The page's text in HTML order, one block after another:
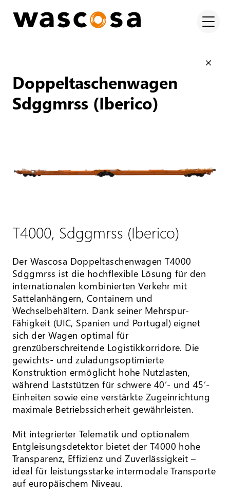
Doppeltaschenwagen
Sdggmrss (Iberico)
T4000, Sdggmrss (Iberico)
Der Wascosa Doppeltaschenwagen T4000
Sdggmrss ist die hochflexible Lösung für den
internationalen kombinierten Verkehr mit
Sattelanhängern, Containern und
Wechselbehältern. Dank seiner Mehrspur-
Fähigkeit (UIC, Spanien und Portugal) eignet
sich der Wagen optimal für
grenzüberschreitende Logistikkorridore. Die
gewichts- und zuladungsoptimierte
Konstruktion ermöglicht hohe Nutzlasten,
während Laststützen für schwere 40’- und 45’-
Einheiten sowie eine verstärkte Zugeinrichtung
maximale Betriebssicherheit gewährleisten.
Mit integrierter Telematik und optionalem
Entgleisungsdetektor bietet der T4000 hohe
Transparenz, Effizienz und Zuverlässigkeit –
ideal für leistungsstarke intermodale Transporte
auf europäischem Niveau.